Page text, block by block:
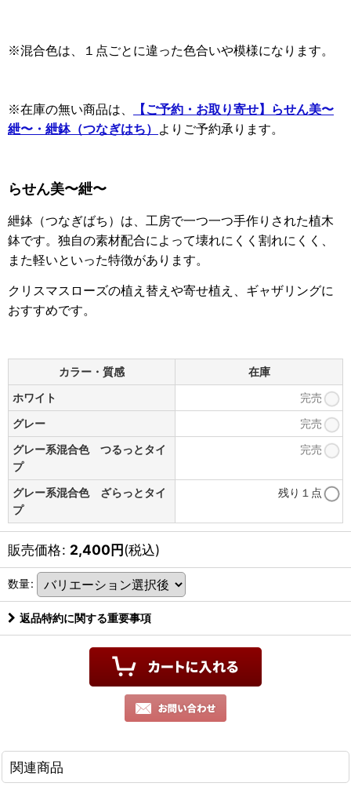
※混合色は、１点ごとに違った色合いや模様になります。
※在庫の無い商品は、
【ご予約・お取り寄せ】らせん美〜
紲〜・紲鉢（つなぎはち）
よりご予約承ります。
らせん美〜紲〜
紲鉢（つなぎばち）は、工房で一つ一つ手作りされた植木
鉢です。独自の素材配合によって壊れにくく割れにくく、
また軽いといった特徴があります。
クリスマスローズの植え替えや寄せ植え、ギャザリングに
おすすめです。
カラー・質感
在庫
ホワイト
完売
グレー
完売
グレー系混合色 つるっとタイ
プ
完売
グレー系混合色 ざらっとタイ
プ
残り１点
販売価格: 2,400円(税込)
数量:
返品特約に関する重要事項
関連商品